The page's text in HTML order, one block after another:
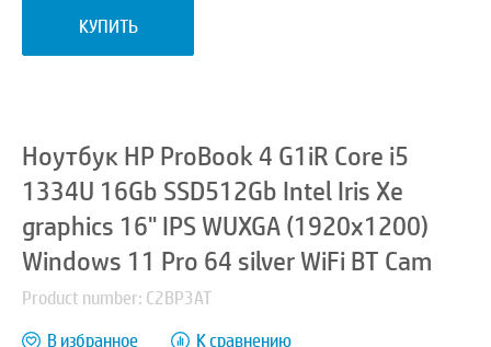
КУПИТЬ
Ноутбук HP ProBook 4 G1iR Core i5
1334U 16Gb SSD512Gb Intel Iris Xe
graphics 16" IPS WUXGA (1920x1200)
Windows 11 Pro 64 silver WiFi BT Cam
Product number: C2BP3AT
В избранное К сравнению